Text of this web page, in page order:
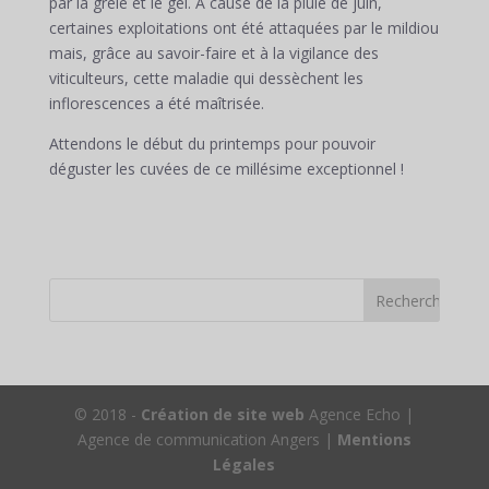
certaines exploitations ont été attaquées par le mildiou
mais, grâce au savoir-faire et à la vigilance des
viticulteurs, cette maladie qui dessèchent les
inflorescences a été maîtrisée.
Attendons le début du printemps pour pouvoir
déguster les cuvées de ce millésime exceptionnel !
© 2018 - Création de site web Agence Echo |
Agence de communication Angers | Mentions
Légales